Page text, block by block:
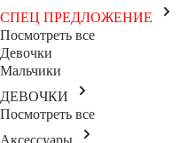
СПЕЦ ПРЕДЛОЖЕНИЕ
Посмотреть все
Девочки
Мальчики
ДЕВОЧКИ
Посмотреть все
Аксессуары